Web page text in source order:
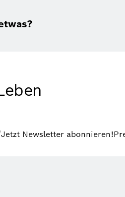
Jetzt Newsletter abonnieren!